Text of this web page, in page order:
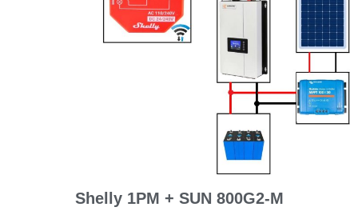
Shelly 1PM + SUN 800G2-M